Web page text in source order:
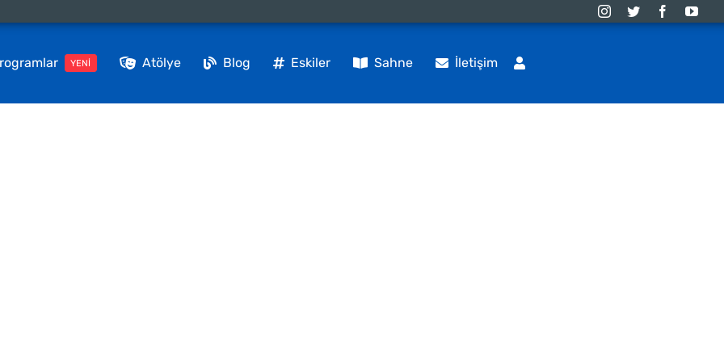
YENİ Atölye Blog Eskiler Sahne İletişim